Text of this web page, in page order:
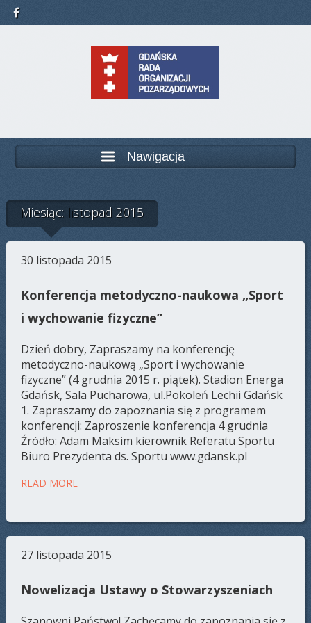
Nawigacja
Miesiąc: listopad 2015
30 listopada 2015
Konferencja metodyczno-naukowa „Sport
i wychowanie fizyczne”
Dzień dobry, Zapraszamy na konferencję
metodyczno-naukową „Sport i wychowanie
fizyczne” (4 grudnia 2015 r. piątek). Stadion Energa
Gdańsk, Sala Pucharowa, ul.Pokoleń Lechii Gdańsk
1. Zapraszamy do zapoznania się z programem
konferencji: Zaproszenie konferencja 4 grudnia
Źródło: Adam Maksim kierownik Referatu Sportu
Biuro Prezydenta ds. Sportu www.gdansk.pl
READ MORE
27 listopada 2015
Nowelizacja Ustawy o Stowarzyszeniach